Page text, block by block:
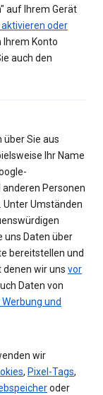
auf Ihrem Gerät
oder
Ihrem Konto
auch den
über Sie aus
Ihr Name
Personen
Unter Umständen
uns Daten über
bereitstellen und
wir uns vor
Daten von
und
wir
, Pixel-Tags,
oder